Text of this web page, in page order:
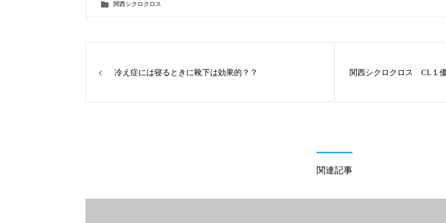
関西シクロクロス
冷え症には寝るときに靴下は効果的？？ 関西シクロクロス CL１
関連記事